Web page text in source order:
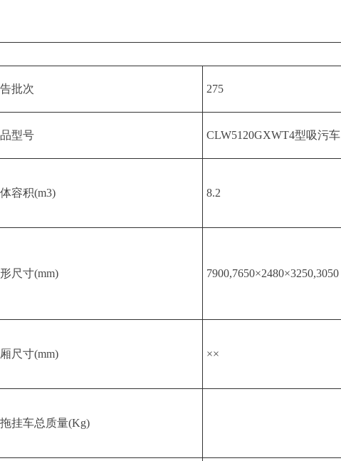
批次 275
型号 CLW5120GXWT4型吸污车
容积(m3) 8.2
尺寸(mm) 7900,7650×2480×3250,3050
尺寸(mm) ××
挂车总质量(Kg)